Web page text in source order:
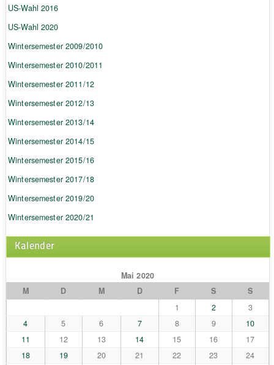
US-Wahl 2016
US-Wahl 2020
Wintersemester 2009/2010
Wintersemester 2010/2011
Wintersemester 2011/12
Wintersemester 2012/13
Wintersemester 2013/14
Wintersemester 2014/15
Wintersemester 2015/16
Wintersemester 2017/18
Wintersemester 2019/20
Wintersemester 2020/21
Kalender
Mai 2020
M
D M D F S
S
1
2
3
4
5 6 7 8 9
10
11
12 13 14 15 16
17
18
19 20 21 22 23
24